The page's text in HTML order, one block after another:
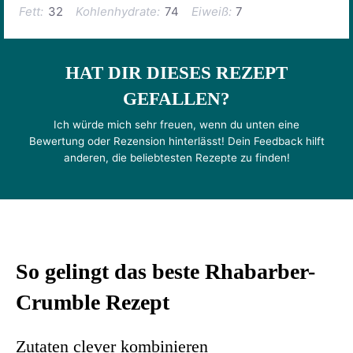
Fett: 32 Kohlenhydrate: 74 Eiweiß: 7
HAT DIR DIESES REZEPT
GEFALLEN?
Ich würde mich sehr freuen, wenn du unten eine
Bewertung oder Rezension hinterlässt! Dein Feedback hilft
anderen, die beliebtesten Rezepte zu finden!
So gelingt das beste Rhabarber-
Crumble Rezept
Zutaten clever kombinieren